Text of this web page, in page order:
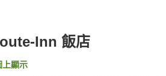
Inn 飯店
上顯示